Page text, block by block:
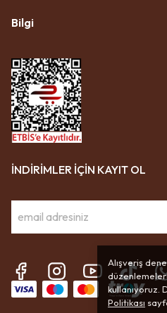
Alışveriş
kullanıyoruz.
Politikası
Bilgi
İNDİRİMLER İÇİN KAYIT OL